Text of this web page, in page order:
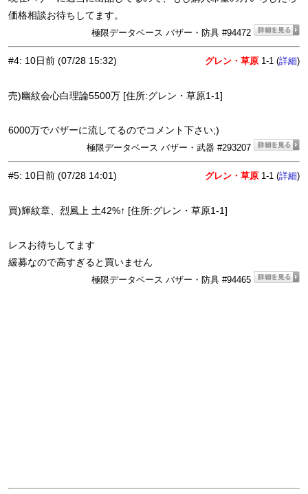
価格相談お待ちしてます。
極限データベース バザー・防具 #94472
#4: 10日前 (07/28 15:32) グレン・草原 1-1 (詳細)
売)幽紋会心白理論5500万 [住所:グレン・草原1-1]
6000万でバザーに流してるのでコメント下さい;)
極限データベース バザー・武器 #293207
#5: 10日前 (07/28 14:01) グレン・草原 1-1 (詳細)
買)輝紋章、烈風上 土42%↑ [住所:グレン・草原1-1]
レスお待ちしてます
緩募なので高すぎると買いません
極限データベース バザー・防具 #94465